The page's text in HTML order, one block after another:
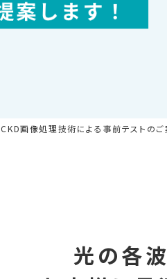
CKD画像処理技術による事前テストのご
光の各